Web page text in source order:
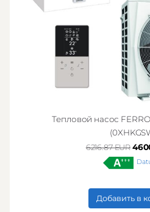
Тепловой насос
6216.87 EUR
Добавить в